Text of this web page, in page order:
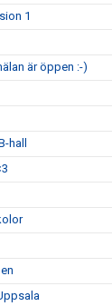
1
är öppen :-)
hall